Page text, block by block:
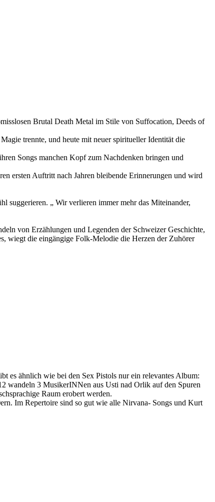
Brutal Death Metal im Stile von Suffocation, Deeds of
trennte, und heute mit neuer spiritueller Identität die
Songs manchen Kopf zum Nachdenken bringen und
ersten Auftritt nach Jahren bleibende Erinnerungen und wird
„ Wir verlieren immer mehr das Miteinander,
von Erzählungen und Legenden der Schweizer Geschichte,
wiegt die eingängige Folk-Melodie die Herzen der Zuhörer
es ähnlich wie bei den Sex Pistols nur ein relevantes Album:
3 MusikerINNen aus Usti nad Orlik auf den Spuren
Raum erobert werden.
Im Repertoire sind so gut wie alle Nirvana- Songs und Kurt